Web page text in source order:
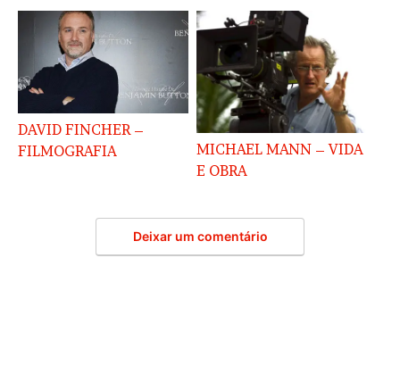
DAVID FINCHER –
FILMOGRAFIA
MICHAEL MANN – VIDA
E OBRA
Deixar um comentário